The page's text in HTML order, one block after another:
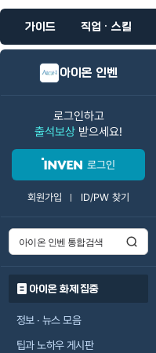
가이드 직업 · 스킬
아이온 인벤
로그인하고
출석보상 받으세요!
로그인
회원가입 ID/PW 찾기
아이온 화제 집중
정보 · 뉴스 모음
팁과 노하우 게시판